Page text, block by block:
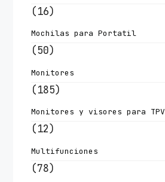
(16)
Mochilas para Portatil
(50)
Monitores
(185)
Monitores y visores para TPV
(12)
Multifunciones
(78)